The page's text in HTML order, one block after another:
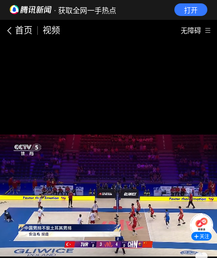
· 获取全网一手热点 打开
首页 视频 无障碍
关注